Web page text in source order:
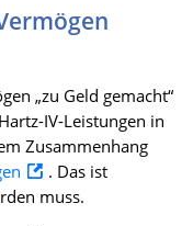
„zu Geld gemacht“
IV-Leistungen in
Zusammenhang
. Das ist
muss.